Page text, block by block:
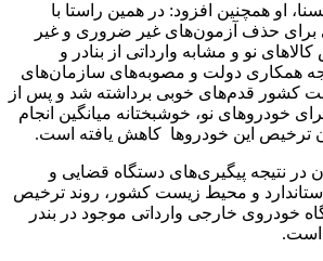
او همچنین افزود: در همین راستا با
برای حذف آزمون‌های غیر ضروری و غیر
نو و مشابه وارداتی از بنادر و
همکاری دولت و مصوبه‌های سازمان‌های
کشور قدم‌های خوبی برداشته شد و پس از
خودروهای نو، خوشبختانه میانگین انجام
ترخیص این خودروها کاهش یافته است.
در نتیجه پیگیری‌های دستگاه قضایی و
و محیط زیست کشور، روند ترخیص
۲,۲۵۰ دستگاه خودروی خارجی وارداتی موجود در بندر
است.